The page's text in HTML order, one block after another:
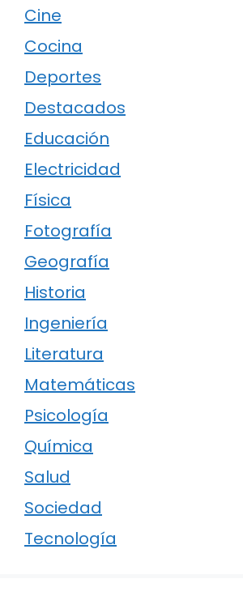
Cine
Cocina
Deportes
Destacados
Educación
Electricidad
Física
Fotografía
Geografía
Historia
Ingeniería
Literatura
Matemáticas
Psicología
Química
Salud
Sociedad
Tecnología